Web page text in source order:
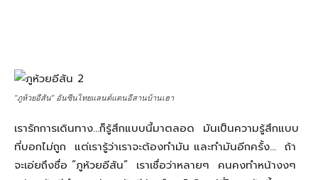
“ภูห้วยอีสัน” อันซีนไทยแลนด์แดนอีสานบ้านเฮา
เรารักการเดินทาง…ก็รู้สึกแบบนี้มาตลอด มันเป็นความรู้สึกแบบ
ที่บอกไม่ถูก แต่เรารู้ว่าเราจะต้องทำมัน และทำมันอีกครั้ง… ถ้า
จะเอ่ยถึงชื่อ “ภูห้วยอีสัน” เราเชื่อว่าหลายๆ คนคงทำหน้างงๆ